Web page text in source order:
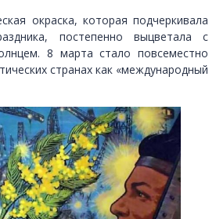
окраска, которая подчеркивала
постепенно выцветала с
8 марта стало повсеместно
странах как «международный